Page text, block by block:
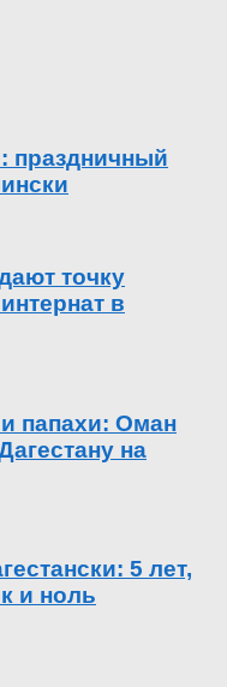
праздничный
точку
в
папахи: Оман
на
5 лет,
и ноль